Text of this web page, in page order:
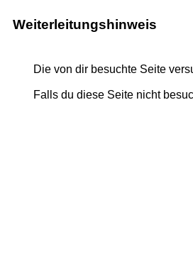
Weiterleitungshinweis
Die von dir besuchte Seite
Falls du diese Seite nicht